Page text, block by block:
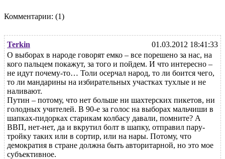
Комментарии: (1)
Terkin
01.03.2012 18:41:33
О выборах в народе говорят емко – все порешено за нас, на
кого пальцем покажут, за того и пойдем. И что интересно –
не идут почему-то… Толи осерчал народ, то ли боится чего,
то ли мандарины на избирательных участках тухлые и не
наливают.
Путин – потому, что нет больше ни шахтерских пикетов, ни
голодных учителей. В 90-е за голос на выборах мальчиши в
шапках-пидорках старикам колбасу давали, помните? А
ВВП, нет-нет, да и вкрутил болт в шапку, отправил пару-
тройку таких или в сортир, или на нары. Потому, что
демократия в стране должна быть авторитарной, но это мое
субъективное.